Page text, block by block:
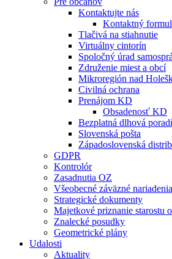
Kontaktujte nás
Kontaktný
Tlačivá na stiahnutie
Virtuálny cintorín
Spoločný úrad
Združenie miest a obcí
Mikroregión nad
Civilná ochrana
Prenájom KD
Obsadenosť KD
Bezplatná dlhová
Slovenská pošta
Západoslovenská
GDPR
Kontrolór
Zasadnutia OZ
Všeobecné záväzné nariadenia
Strategické dokumenty
Majetkové priznanie starostu
Znalecké posudky
Geometrické plány
Udalosti
Aktuality